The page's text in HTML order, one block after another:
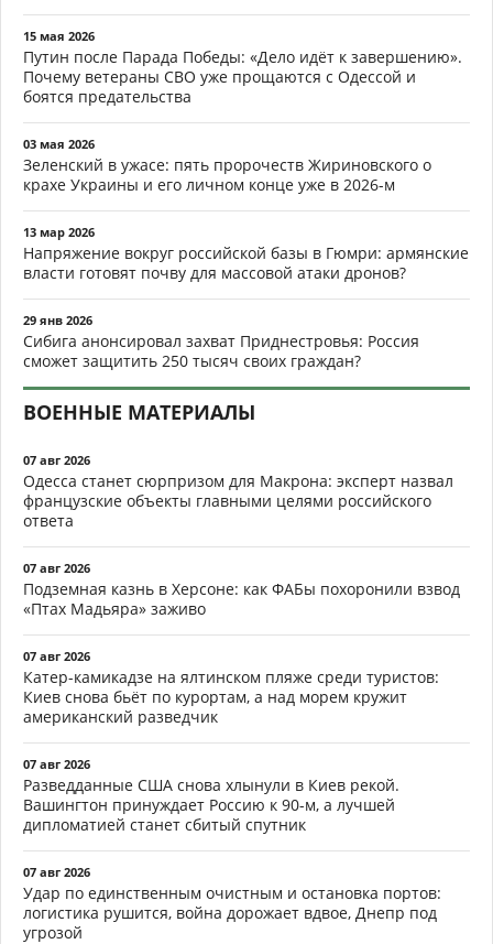
15 мая 2026
Путин после Парада Победы: «Дело идёт к завершению».
Почему ветераны СВО уже прощаются с Одессой и
боятся предательства
03 мая 2026
Зеленский в ужасе: пять пророчеств Жириновского о
крахе Украины и его личном конце уже в 2026-м
13 мар 2026
Напряжение вокруг российской базы в Гюмри: армянские
власти готовят почву для массовой атаки дронов?
29 янв 2026
Сибига анонсировал захват Приднестровья: Россия
сможет защитить 250 тысяч своих граждан?
ВОЕННЫЕ МАТЕРИАЛЫ
07 авг 2026
Одесса станет сюрпризом для Макрона: эксперт назвал
французские объекты главными целями российского
ответа
07 авг 2026
Подземная казнь в Херсоне: как ФАБы похоронили взвод
«Птах Мадьяра» заживо
07 авг 2026
Катер-камикадзе на ялтинском пляже среди туристов:
Киев снова бьёт по курортам, а над морем кружит
американский разведчик
07 авг 2026
Разведданные США снова хлынули в Киев рекой.
Вашингтон принуждает Россию к 90-м, а лучшей
дипломатией станет сбитый спутник
07 авг 2026
Удар по единственным очистным и остановка портов:
логистика рушится, война дорожает вдвое, Днепр под
угрозой